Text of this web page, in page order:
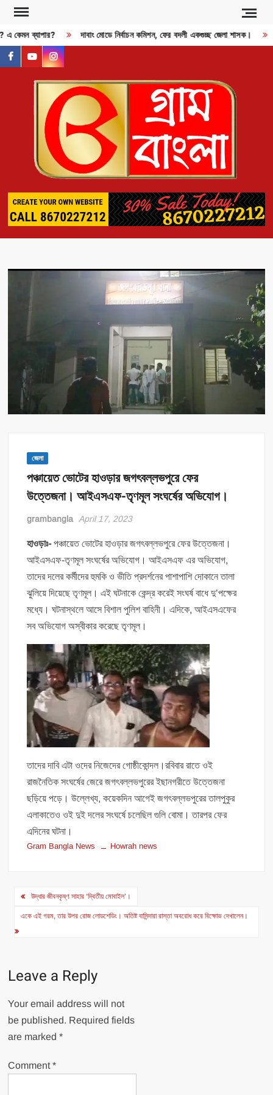
Skip
content
এ কেমন ব্যাপার? দাবাং মোডে নির্বাচন কমিশন, ফের বদলী একগুচ্ছ জেলা শাসক।
facebook
youtubeinstagram
জেলা
পঞ্চায়েত ভোটের হাওড়ার জগৎবল্লভপুরে ফের
উত্তেজনা। আইএসএফ-তৃণমূল সংঘর্ষের অভিযোগ।
grambangla April 17, 2023
হাওড়াঃ-পঞ্চায়েত ভোটের হাওড়ার জগৎবল্লভপুরে ফের উত্তেজনা।
আইএসএফ-তৃণমূল সংঘর্ষের অভিযোগ। আইএসএফ এর অভিযোগ,
তাদের দলের কর্মীদের হুমকি ও ভীতি প্রদর্শনের পাশাপাশি দোকানে তালা
ঝুলিয়ে দিয়েছে তৃণমূল। এই ঘটনাকে কেন্দ্র করেই সংঘর্ষ বাধে দু’পক্ষের
মধ্যে। ঘটনাস্থলে আসে বিশাল পুলিশ বাহিনী। এদিকে, আইএসএফের
সব অভিযোগ অস্বীকার করেছে তৃণমূল।
তাদের দাবি এটা ওদের নিজেদের গোষ্ঠীকোন্দল।রবিবার রাতে ওই
রাজনৈতিক সংঘর্ষের জেরে জগৎবল্লভপুরের ইছানগরীতে উত্তেজনা
ছড়িয়ে পড়ে। উল্লেখ্য, কয়েকদিন আগেই জগৎবল্লভপুরের তালপুকুর
এলাকাতেও ওই দুই দলের সংঘর্ষে চলেছিল গুলি বোমা। তারপর ফের
এদিনের ঘটনা।
Gram Bangla News Howrah news
Post
navigation
উদ্ধার জীবনকৃষ্ণ সাহার ‘দ্বিতীয় মোবাইল’।
একে এই গরম, তার উপর রোজ লোডশেডিং। অতিষ্ট বাসিন্দারা রাস্তা অবরোধ করে বিক্ষোভ দেখালেন।
Leave a Reply
Your email address will not
be published. Required fields
are marked*
Comment*